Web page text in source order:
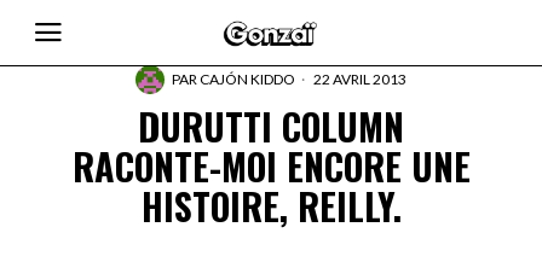
PARCAJÓN KIDDO 22 AVRIL 2013
DURUTTI COLUMN
RACONTE-MOI ENCORE UNE
HISTOIRE, REILLY.